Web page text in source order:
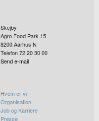
Skejby
Agro Food Park 15
8200Aarhus N
Telefon 72 20 30 00
Send e-mail
Hvem er vi
Organisation
Job og Karriere
Presse